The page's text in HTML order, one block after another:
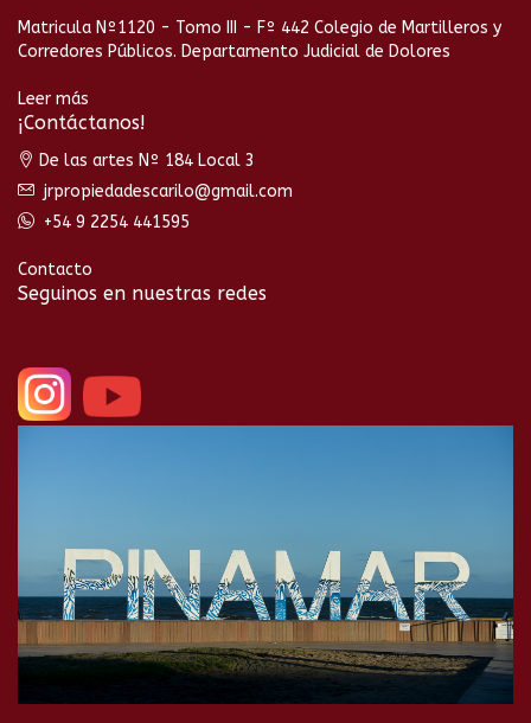
Matricula Nº1120 - Tomo III - Fº 442 Colegio de Martilleros y
Corredores Públicos. Departamento Judicial de Dolores
Leer más
¡Contáctanos!
De las artes Nº 184 Local 3
jrpropiedadescarilo@gmail.com
+54 9 2254 441595
Contacto
Seguinos en nuestras redes